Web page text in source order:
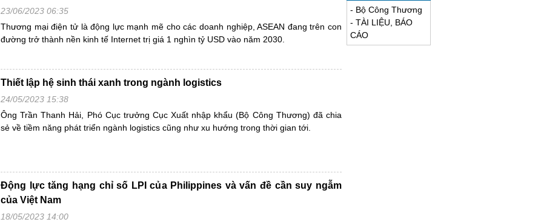
23/06/2023 06:35
Thương mại điện tử là động lực mạnh mẽ cho các doanh nghiệp, ASEAN đang trên con
đường trở thành nền kinh tế Internet trị giá 1 nghìn tỷ USD vào năm 2030.
Thiết lập hệ sinh thái xanh trong ngành logistics
24/05/2023 15:38
Ông Trần Thanh Hải, Phó Cục trưởng Cục Xuất nhập khẩu (Bộ Công Thương) đã chia
sẻ về tiềm năng phát triển ngành logistics cũng như xu hướng trong thời gian tới.
Động lực tăng hạng chỉ số LPI của Philippines và vấn đề cần suy ngẫm
của Việt Nam
18/05/2023 14:00
- Bộ Công Thương
- TÀI LIỆU, BÁO
CÁO